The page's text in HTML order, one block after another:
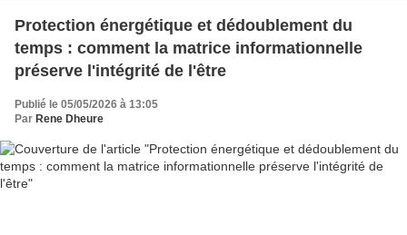
Protection énergétique et dédoublement du
temps : comment la matrice informationnelle
préserve l'intégrité de l'être
Publié le 05/05/2026 à 13:05
Par Rene Dheure